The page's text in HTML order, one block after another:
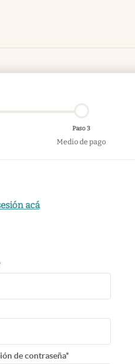
Paso 3
Medio de pago
acá
de contraseña*